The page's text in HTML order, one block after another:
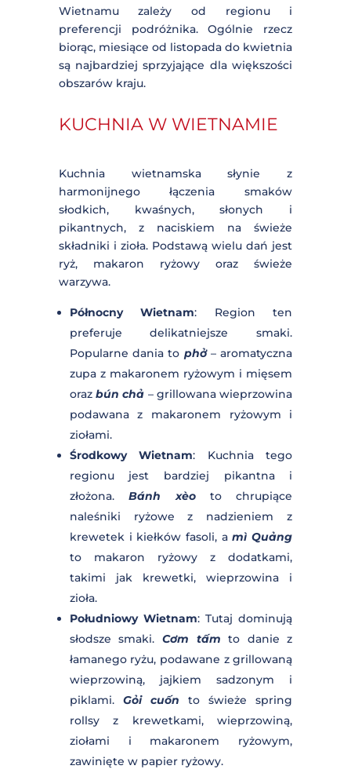
klimat tropikalny monsunowy. Pora
deszczowa trwa od września do
grudnia, z intensywnymi opadami i
możliwymi tajfunami. Pora sucha
(styczeń-sierpień) charakteryzuje się
przekraczającymi 30°C.
klimat równikowy wilgotny. Pora
sucha trwa od grudnia do kwietnia, z
temperaturami około 25-30°C. Pora
deszczowa (maj-listopad) przynosi
obfite opady, zwłaszcza w czerwcu i
lipcu, z temperaturami około 30-35°C.
Wietnamu zależy od regionu i
preferencji podróżnika. Ogólnie rzecz
biorąc, miesiące od listopada do
kwietnia są najbardziej sprzyjające dla
większości obszarów kraju.
KUCHNIA W WIETNAMIE
Kuchnia wietnamska słynie z
harmonijnego łączenia smaków
słodkich, kwaśnych, słonych i
pikantnych, z naciskiem na świeże
składniki i zioła. Podstawą wielu dań
jest ryż, makaron ryżowy oraz świeże
warzywa.
Północny Wietnam: Region ten
preferuje delikatniejsze smaki.
Popularne dania tophở–
aromatyczna zupa z makaronem
ryżowym i mięsem orazbún chả –
grillowana wieprzowina podawana z
makaronem ryżowym i ziołami.
Środkowy Wietnam: Kuchnia tego